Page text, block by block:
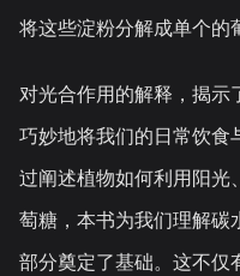
将这些淀粉分解成单个的
对光合作用的解释，揭示
巧妙地将我们的日常饮食
过阐述植物如何利用阳光
萄糖，本书为我们理解碳
部分奠定了基础。这不仅